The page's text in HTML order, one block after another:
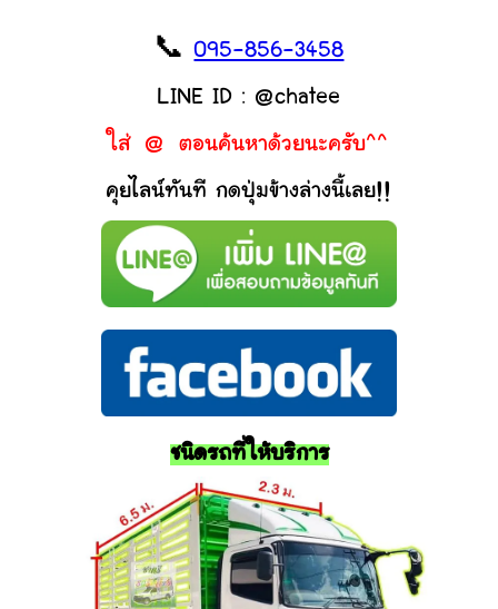
📞095-856-3458
LINE ID : @chatee
ใส่ @ ตอนค้นหาด้วยนะครับ^^
คุยไลน์ทันที กดปุ่มข้างล่างนี้เลย!!
ชนิดรถที่ให้บริการ